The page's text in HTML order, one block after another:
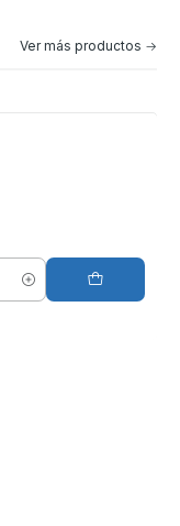
Ver más productos